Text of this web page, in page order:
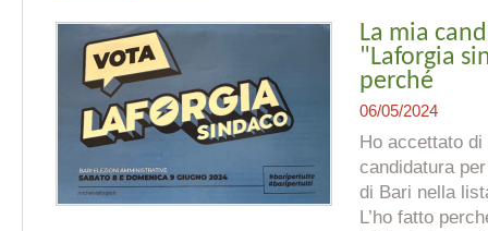
La mia
"Laforgia
perché
06/05/2024
Ho accettato
candidatura
di Bari nella
L’ho fatto